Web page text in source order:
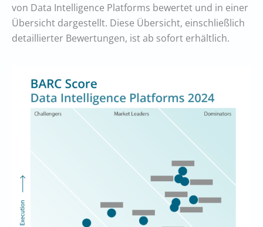
von Data Intelligence Platforms bewertet und in einer
Übersicht dargestellt. Diese Übersicht, einschließlich
detaillierter Bewertungen, ist ab sofort erhältlich.